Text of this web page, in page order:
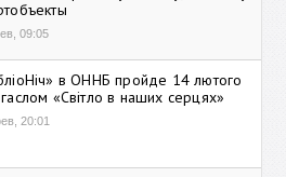
09:05
в ОННБ пройде 14 лютого
«Світло в наших серцях»
20:01